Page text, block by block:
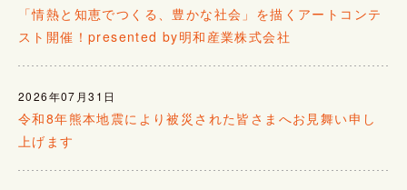
「情熱と知恵でつくる、豊かな社会」を描くアートコンテ
スト開催！presented by明和産業株式会社
2026年07月31日
令和8年熊本地震により被災された皆さまへお見舞い申し
上げます